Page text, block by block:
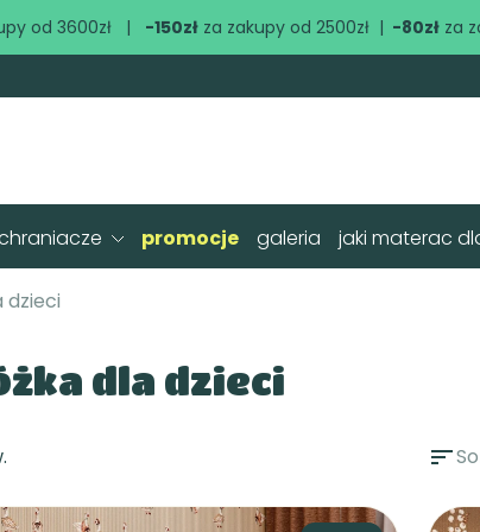
od 3600zł | -150złza zakupy od 2500zł | -80złza
promocje galeria jaki materac
dzieci
dla dzieci
sort